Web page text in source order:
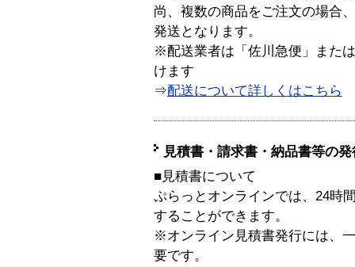
尚、複数の商品をご注文の場合
発送となります。
※配送業者は「佐川急便」また
けます
⇒配送について詳しくはこちら
見積書・請求書・納品書等の
■見積書について
ぷらっとオンラインでは、24時
することができます。
※オンライン見積書発行には、
要です。